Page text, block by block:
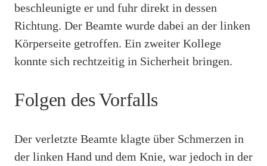
beschleunigte er und fuhr direkt in dessen
Richtung. Der Beamte wurde dabei an der linken
Körperseite getroffen. Ein zweiter Kollege
konnte sich rechtzeitig in Sicherheit bringen.
Folgen des Vorfalls
Der verletzte Beamte klagte über Schmerzen in
der linken Hand und dem Knie, war jedoch in der